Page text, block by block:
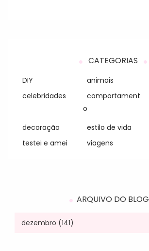
CATEGORIAS
DIY animais
celebridades
comportament
o
decoração
estilo de vida
testei e amei
viagens
ARQUIVO DO BLOG